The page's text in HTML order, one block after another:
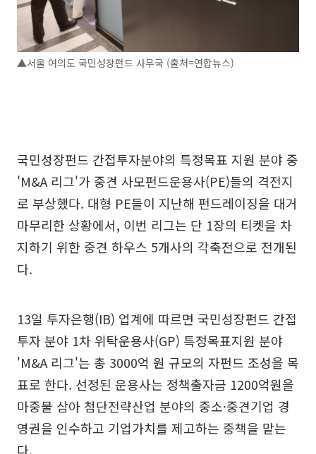
▲서울 여의도 국민성장펀드 사무국 (출처=연합뉴스)
국민성장펀드 간접투자분야의 특정목표 지원 분야 중
'M&A 리그'가 중견 사모펀드운용사(PE)들의 격전지
로 부상했다. 대형 PE들이 지난해 펀드레이징을 대거
마무리한 상황에서, 이번 리그는 단 1장의 티켓을 차
지하기 위한 중견 하우스 5개사의 각축전으로 전개된
다.
13일 투자은행(IB) 업계에 따르면 국민성장펀드 간접
투자 분야 1차 위탁운용사(GP) 특정목표지원 분야
'M&A 리그'는 총 3000억 원 규모의 자펀드 조성을 목
표로 한다. 선정된 운용사는 정책출자금 1200억원을
마중물 삼아 첨단전략산업 분야의 중소·중견기업 경
영권을 인수하고 기업가치를 제고하는 중책을 맡는
다.